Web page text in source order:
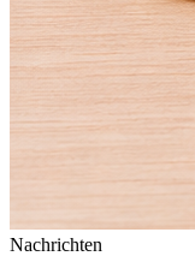
Nachrichten